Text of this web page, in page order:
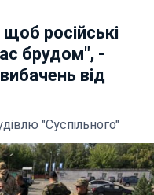
російські
брудом", -
від
"Суспільного"